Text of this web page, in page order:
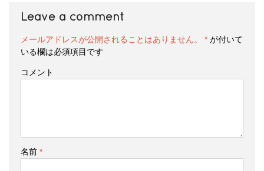
Leave a comment
メールアドレスが公開されることはありません。 * が付いて
いる欄は必須項目です
コメント
名前 *